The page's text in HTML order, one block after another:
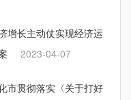
增长主动仗实现经济运
2023-04-07
市贯彻落实〈关于打好